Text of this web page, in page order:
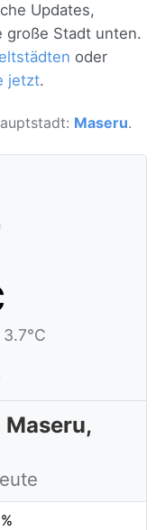
Updates,
große Stadt unten.
oder
jetzt.
Maseru.